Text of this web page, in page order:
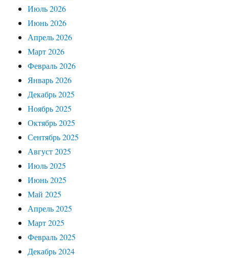
Июль 2026
Июнь 2026
Апрель 2026
Март 2026
Февраль 2026
Январь 2026
Декабрь 2025
Ноябрь 2025
Октябрь 2025
Сентябрь 2025
Август 2025
Июль 2025
Июнь 2025
Май 2025
Апрель 2025
Март 2025
Февраль 2025
Декабрь 2024